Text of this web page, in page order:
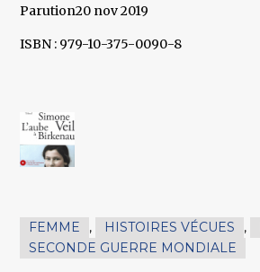
Parution20 nov 2019
ISBN : 979-10-375-0090-8
FEMME , HISTOIRES VÉCUES ,
SECONDE GUERRE MONDIALE